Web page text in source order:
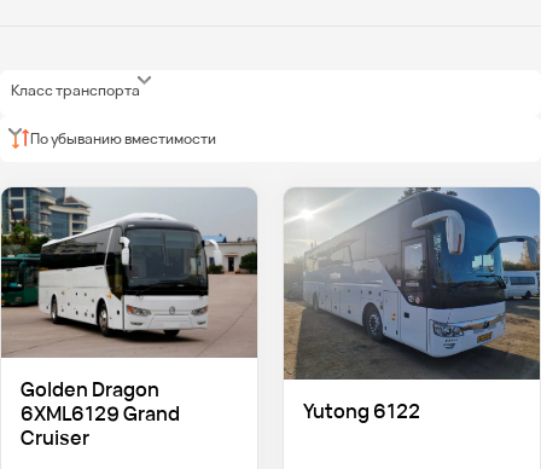
Класс транспорта
По убыванию вместимости
Golden Dragon
6XML6129 Grand
Cruiser
Yutong 6122